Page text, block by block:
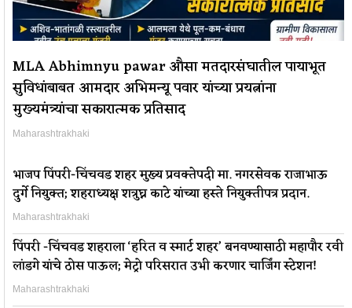
MLA Abhimnyu pawar औसा मतदारसंघातील पायाभूत
सुविधांबाबत आमदार अभिमन्यू पवार यांच्या प्रयत्नांना
मुख्यमंत्र्यांचा सकारात्मक प्रतिसाद
Maharashtrakhaki
भाजप पिंपरी-चिंचवड शहर मुख्य प्रवक्तेपदी मा. नगरसेवक राजाभाऊ
दुर्गे नियुक्त; शहराध्यक्ष शत्रुघ्न काटे यांच्या हस्ते नियुक्तीपत्र प्रदान.
Maharashtrakhaki
पिंपरी -चिंचवड शहराला ‘हरित व स्मार्ट शहर’ बनवण्यासाठी महापौर रवी
लांडगे यांचे ठोस पाऊल; मेट्रो परिसरात उभी करणार चार्जिंग स्टेशन!
Maharashtrakhaki